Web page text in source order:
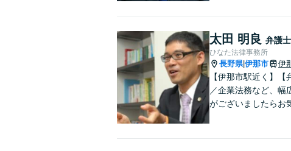
太田 明良 弁護士
ひなた法律事務所
長野県|伊那市 伊
【伊那市駅近く】
／企業法務など、幅
がございましたらお